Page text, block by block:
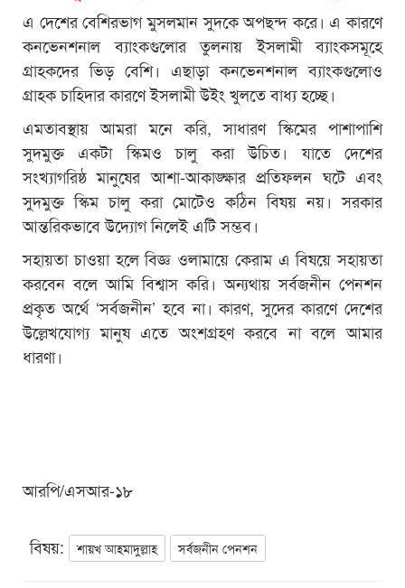
এ দেশের বেশিরভাগ মুসলমান সুদকে অপছন্দ করে। এ কারণে
কনভেনশনাল ব্যাংকগুলোর তুলনায় ইসলামী ব্যাংকসমূহে
গ্রাহকদের ভিড় বেশি। এছাড়া কনভেনশনাল ব্যাংকগুলোও
গ্রাহক চাহিদার কারণে ইসলামী উইং খুলতে বাধ্য হচ্ছে।
এমতাবস্থায় আমরা মনে করি, সাধারণ স্কিমের পাশাপাশি
সুদমুক্ত একটা স্কিমও চালু করা উচিত। যাতে দেশের
সংখ্যাগরিষ্ঠ মানুষের আশা-আকাঙ্ক্ষার প্রতিফলন ঘটে এবং
সুদমুক্ত স্কিম চালু করা মোটেও কঠিন বিষয় নয়। সরকার
আন্তরিকভাবে উদ্যোগ নিলেই এটি সম্ভব।
সহায়তা চাওয়া হলে বিজ্ঞ ওলামায়ে কেরাম এ বিষয়ে সহায়তা
করবেন বলে আমি বিশ্বাস করি। অন্যথায় সর্বজনীন পেনশন
প্রকৃত অর্থে ‘সর্বজনীন’ হবে না। কারণ, সুদের কারণে দেশের
উল্লেখযোগ্য মানুষ এতে অংশগ্রহণ করবে না বলে আমার
ধারণা।
আরপি/এসআর-১৮
বিষয়: শায়খ আহমাদুল্লাহ সর্বজনীন পেনশন